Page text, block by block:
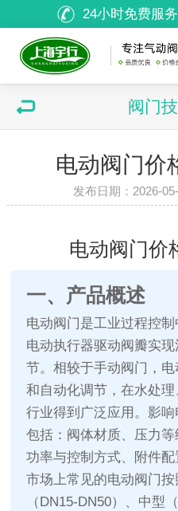
24小时免费服务
阀门
电动阀门价
发布日期：2026-
电动阀门价
一、产品概述
电动阀门是工业过程控
电动执行器驱动阀瓣实
节。相较于手动阀门，
和自动化调节，在水处
行业得到广泛应用。影
包括：阀体材质、压力
功率与控制方式、附件配
市场上常见的电动阀门
（DN15‑DN50）、中型